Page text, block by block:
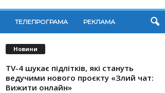
ТЕЛЕПРОГРАМА РЕКЛАМА
Новини
TV-4 шукає підлітків, які стануть
ведучими нового проєкту «Злий чат:
Вижити онлайн»